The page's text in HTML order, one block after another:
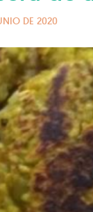
DE 2020